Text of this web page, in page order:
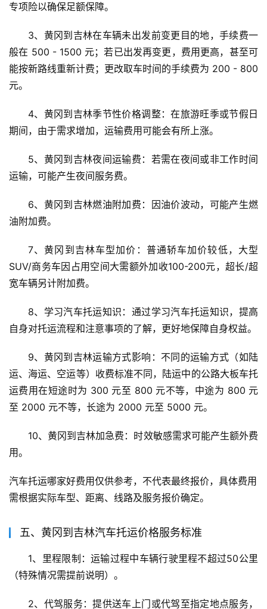
专项险以确保足额保障。
3、黄冈到吉林在车辆未出发前变更目的地，手续费一
般在 500 - 1500 元；若已出发再变更，费用更高，甚至可
能按新路线重新计费；更改取车时间的手续费为 200 - 800
元。
4、黄冈到吉林季节性价格调整：在旅游旺季或节假日
期间，由于需求增加，运输费用可能会有所上涨。
5、黄冈到吉林夜间运输费：若需在夜间或非工作时间
运输，可能产生夜间服务费。
6、黄冈到吉林燃油附加费：因油价波动，可能产生燃
油附加费。
7、黄冈到吉林车型加价：普通轿车加价较低，大型
SUV/商务车因占用空间大需额外加收100-200元，超长/超
宽车辆另计附加费。
8、学习汽车托运知识：通过学习汽车托运知识，提高
自身对托运流程和注意事项的了解，更好地保障自身权益。
9、黄冈到吉林运输方式影响：不同的运输方式（如陆
运、海运、空运等）收费标准不同，陆运中的公路大板车托
运费用在短途时为 300 元至 800 元不等，中途为 800 元
至 2000 元不等，长途为 2000 元至 5000 元。
10、黄冈到吉林加急费：时效敏感需求可能产生额外费
用。
汽车托运哪家好费用仅供参考，不代表最终报价，具体费用
需根据实际车型、距离、线路及服务报价确定。
五、黄冈到吉林汽车托运价格服务标准
1、里程限制：运输过程中车辆行驶里程不超过50公里
（特殊情况需提前说明）。
2、代驾服务：提供送车上门或代驾至指定地点服务，